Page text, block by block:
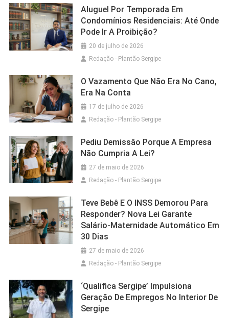
Aluguel Por Temporada Em
Condomínios Residenciais: Até Onde
Pode Ir A Proibição?
20 de julho de 2026
Redação - Plantão Sergipe
O Vazamento Que Não Era No Cano,
Era Na Conta
17 de julho de 2026
Redação - Plantão Sergipe
Pediu Demissão Porque A Empresa
Não Cumpria A Lei?
27 de maio de 2026
Redação - Plantão Sergipe
Teve Bebê E O INSS Demorou Para
Responder? Nova Lei Garante
Salário-Maternidade Automático Em
30 Dias
27 de maio de 2026
Redação - Plantão Sergipe
‘Qualifica Sergipe’ Impulsiona
Geração De Empregos No Interior De
Sergipe